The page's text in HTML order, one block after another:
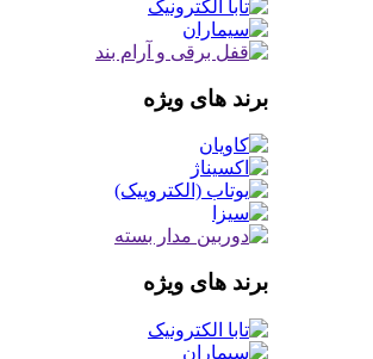
برند های ویژه
برند های ویژه